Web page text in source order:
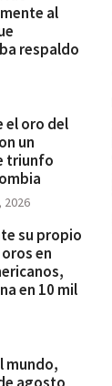
al
respaldo
el oro del
un
triunfo
2026
su propio
en
en 10 mil
mundo,